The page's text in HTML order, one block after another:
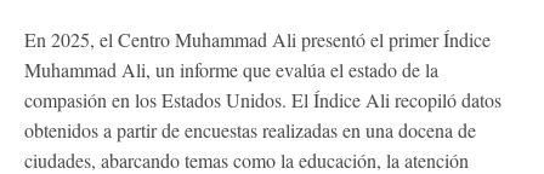
En 2025, el Centro Muhammad Ali presentó el primer Índice
Muhammad Ali, un informe que evalúa el estado de la
compasión en los Estados Unidos. El Índice Ali recopiló datos
obtenidos a partir de encuestas realizadas en una docena de
ciudades, abarcando temas como la educación, la atención